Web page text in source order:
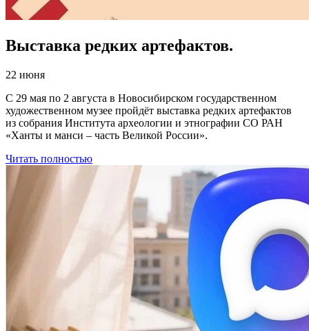
Выставка редких артефактов.
22 июня
С 29 мая по 2 августа в Новосибирском государственном
художественном музее пройдёт выставка редких артефактов
из собрания Института археологии и этнографии СО РАН
«Ханты и манси – часть Великой России».
Читать полностью